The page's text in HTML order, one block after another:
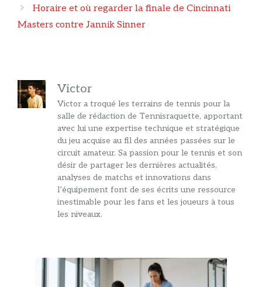
Horaire et où regarder la finale de Cincinnati
Masters contre Jannik Sinner
Victor
Victor a troqué les terrains de tennis pour la
salle de rédaction de Tennisraquette, apportant
avec lui une expertise technique et stratégique
du jeu acquise au fil des années passées sur le
circuit amateur. Sa passion pour le tennis et son
désir de partager les dernières actualités,
analyses de matchs et innovations dans
l’équipement font de ses écrits une ressource
inestimable pour les fans et les joueurs à tous
les niveaux.